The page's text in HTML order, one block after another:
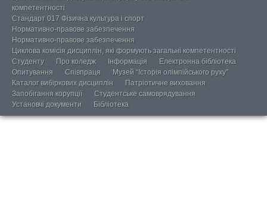
компетентності
Стандарт 017 Фізична культура і спорт
Нормативно-правове забезпечення
Нормативно-правове забезпечення
Циклова комісія дисциплін, які формують загальні компетентності
Студенту
Про коледж Інформація
Електронна бібліотека
Опитування
Співпраця
Музей “Історія олімпійського руху”
Каталог вибіркових дисциплін
Патріотичне виховання
Запобігання корупції
Студентське самоврядування
Установчі документи
Бібліотека